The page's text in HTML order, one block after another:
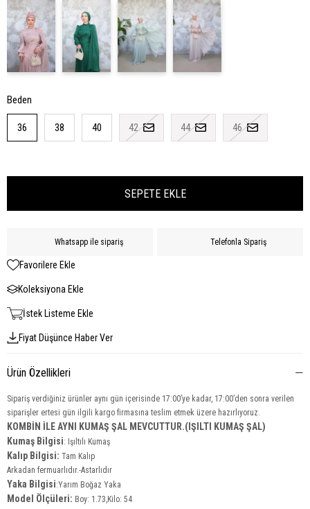
Beden
36 38 40 42 44 46
Whatsapp ile sipariş Telefonla Sipariş
Favorilere Ekle
Koleksiyona Ekle
İstek Listeme Ekle
Fiyat Düşünce Haber Ver
Ürün Özellikleri
Sipariş verdiğiniz ürünler aynı gün içerisinde 17:00’ye kadar, 17:00’den sonra verilen
siparişler ertesi gün ilgili kargo firmasına teslim etmek üzere hazırlıyoruz.
KOMBİN İLE AYNI KUMAŞ ŞAL MEVCUTTUR.(IŞILTI KUMAŞ ŞAL)
Kumaş Bilgisi: Işıltılı Kumaş
Kalıp Bilgisi: Tam Kalıp
Arkadan fermuarlıdır.-Astarlıdır
Yaka Bilgisi:Yarım Boğaz Yaka
Model Ölçüleri: Boy: 1.73,Kilo: 54